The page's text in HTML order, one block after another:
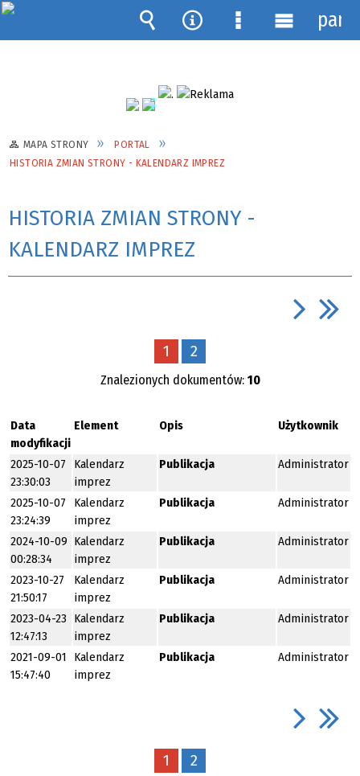
MAPA STRONY
PORTAL
HISTORIA ZMIAN STRONY - KALENDARZ IMPREZ
HISTORIA ZMIAN STRONY -
KALENDARZ IMPREZ
1 2
Znalezionych dokumentów: 10
Data
modyfikacji
Element Opis Użytkownik
2025-10-07
23:30:03
Kalendarz
imprez
Publikacja Administrator
2025-10-07
23:24:39
Kalendarz
imprez
Publikacja Administrator
2024-10-09
00:28:34
Kalendarz
imprez
Publikacja Administrator
2023-10-27
21:50:17
Kalendarz
imprez
Publikacja Administrator
2023-04-23
12:47:13
Kalendarz
imprez
Publikacja Administrator
2021-09-01
15:47:40
Kalendarz
imprez
Publikacja Administrator
1 2
Wyszukiwarka
Narzędzia
MenuMenu